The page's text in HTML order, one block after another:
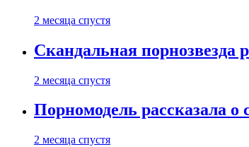
2 месяца спустя
Скандальная порнозвезда
2 месяца спустя
Порномодель рассказала о
2 месяца спустя